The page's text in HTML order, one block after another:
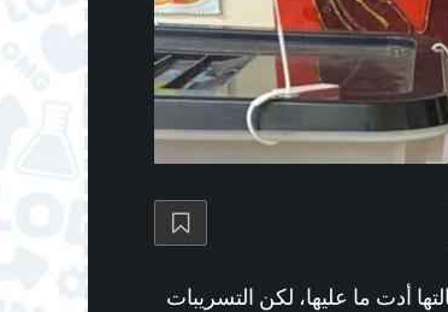
مواجهة ريزا سبور الودية والعودة إلى القاهرة
تطورات أزمة شيكو بانزا في الزمالك – الأسبوع
غاضب بسبب مستحقاته «تفاصيل» – الأسبوع
بالرحيل والزمالك يرفض الضغوط – الأسبوع
تألقه مع ليفربول ومنتخب مصر» – الأسبوع
عن استياء الناخبين من الحزب الجمهوري
مواجهة برشلونة في كأس خوان جامبر «تفاصيل»
أدت ما عليها، لكن التسريبات